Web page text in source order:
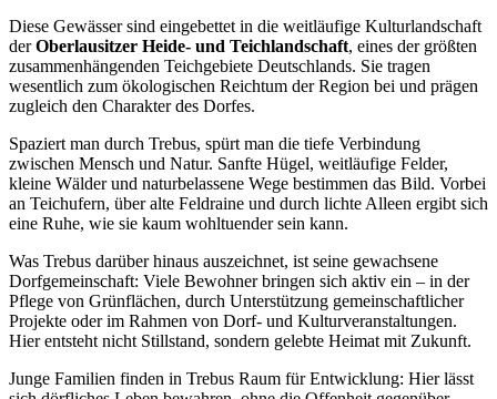
Diese Gewässer sind eingebettet in die weitläufige Kulturlandschaft
derOberlausitzer Heide- und Teichlandschaft, eines der größten
zusammenhängenden Teichgebiete Deutschlands. Sie tragen
wesentlich zum ökologischen Reichtum der Region bei und prägen
zugleich den Charakter des Dorfes.
Spaziert man durch Trebus, spürt man die tiefe Verbindung
zwischen Mensch und Natur. Sanfte Hügel, weitläufige Felder,
kleine Wälder und naturbelassene Wege bestimmen das Bild. Vorbei
an Teichufern, über alte Feldraine und durch lichte Alleen ergibt sich
eine Ruhe, wie sie kaum wohltuender sein kann.
Was Trebus darüber hinaus auszeichnet, ist seine gewachsene
Dorfgemeinschaft: Viele Bewohner bringen sich aktiv ein – in der
Pflege von Grünflächen, durch Unterstützung gemeinschaftlicher
Projekte oder im Rahmen von Dorf- und Kulturveranstaltungen.
Hier entsteht nicht Stillstand, sondern gelebte Heimat mit Zukunft.
Junge Familien finden in Trebus Raum für Entwicklung: Hier lässt